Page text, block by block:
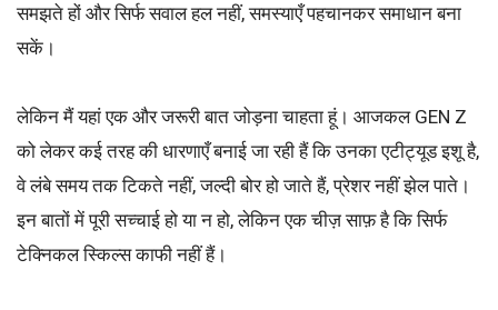
समझते हों और सिर्फ सवाल हल नहीं, समस्याएँ पहचानकर समाधान बना
सकें।
लेकिन मैं यहां एक और जरूरी बात जोड़ना चाहता हूं। आजकल GEN Z
को लेकर कई तरह की धारणाएँ बनाई जा रही हैं कि उनका एटीट्यूड इशू है,
वे लंबे समय तक टिकते नहीं, जल्दी बोर हो जाते हैं, प्रेशर नहीं झेल पाते।
इन बातों में पूरी सच्चाई हो या न हो, लेकिन एक चीज़ साफ़ है कि सिर्फ
टेक्निकल स्किल्स काफी नहीं हैं।